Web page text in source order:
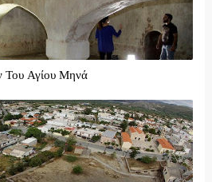
Του Αγίου Μηνά